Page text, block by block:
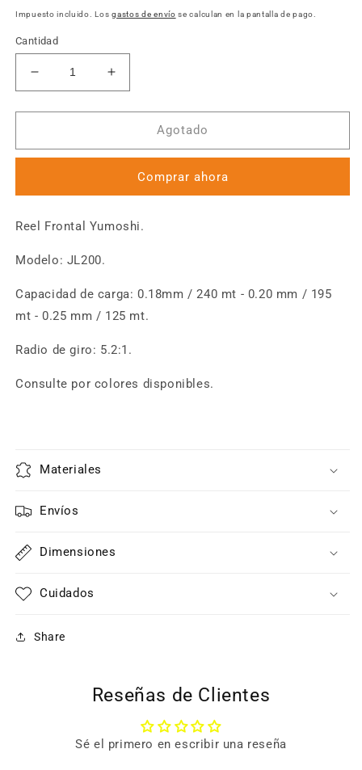
habitual
Impuesto incluido. Losgastos de envío se calculan en la pantalla de pago.
Cantidad
Reducir
cantidad
para
Frontal
Aumentar
cantidad
para
Frontal
JL200
Agotado
Comprar ahora
Reel Frontal Yumoshi.
Modelo: JL200.
Capacidad de carga: 0.18mm / 240 mt - 0.20 mm / 195
mt - 0.25 mm / 125 mt.
Radio de giro: 5.2:1.
Consulte por colores disponibles.
Materiales
Envíos
Dimensiones
Cuidados
Share
Reseñas de Clientes
Sé el primero en escribir una reseña